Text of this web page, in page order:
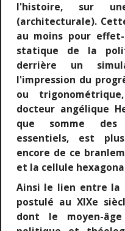
l'histoire, sur
(architecturale).
au moins pour
statique de la
derrière un
l'impression du
ou
docteur angélique
que somme des
essentiels, est
encore de ce
et la cellule
Ainsi le lien entre la
postulé au XIXe
dont le moyen-